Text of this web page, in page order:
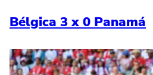
Bélgica 3 x 0 Panamá